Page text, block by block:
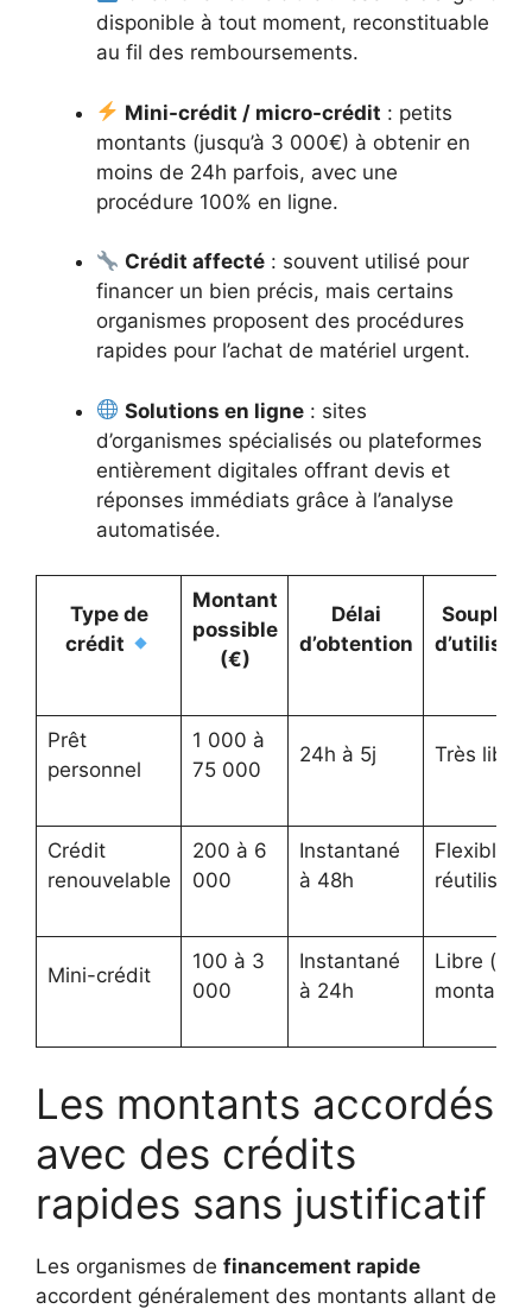
disponible à tout moment, reconstituable
au fil des remboursements.
Mini-crédit / micro-crédit : petits
montants (jusqu’à 3 000€) à obtenir en
moins de 24h parfois, avec une
procédure 100% en ligne.
Crédit affecté : souvent utilisé pour
financer un bien précis, mais certains
organismes proposent des procédures
rapides pour l’achat de matériel urgent.
Solutions en ligne : sites
d’organismes spécialisés ou plateformes
entièrement digitales offrant devis et
réponses immédiats grâce à l’analyse
automatisée.
Type de
crédit
Montant
possible
(€)
Délai
d’obtention
Prêt
personnel
1 000 à
75 000
24h à 5j Très libre
Crédit
renouvelable
200 à 6
000
Instantané
à 48h
Flexible,
Mini-crédit
100 à 3
000
Instantané
à 24h
Libre
montants)
Les montants accordés
avec des crédits
rapides sans justificatif
Les organismes de financement rapide
accordent généralement des montants allant de